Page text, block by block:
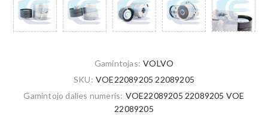
Gamintojas: VOLVO
SKU: VOE22089205 22089205
Gamintojo dalies numeris: VOE22089205 22089205 VOE
22089205